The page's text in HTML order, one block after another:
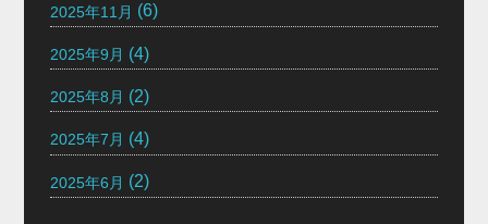
2025年11月 (6)
2025年9月 (4)
2025年8月 (2)
2025年7月 (4)
2025年6月 (2)